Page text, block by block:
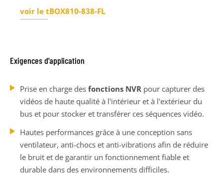
voir le tBOX810-838-FL
Exigences d'application
Prise en charge des fonctions NVR pour capturer des
vidéos de haute qualité à l'intérieur et à l'extérieur du
bus et pour stocker et transférer ces séquences vidéo.
Hautes performances grâce à une conception sans
ventilateur, anti-chocs et anti-vibrations afin de réduire
le bruit et de garantir un fonctionnement fiable et
durable dans des environnements difficiles.